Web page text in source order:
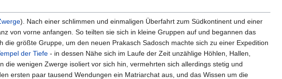
). Nach einer schlimmen und einmaligen Überfahrt zum Südkontinent und einer
von vorne anfangen. So teilten sie sich in kleine Gruppen auf und begannen das
größte Gruppe, um den neuen Prakasch Sadosch machte sich zu einer Expedition
der Tiefe - in dessen Nähe sich im Laufe der Zeit unzählige Höhlen, Hallen,
die wenigen Zwerge isoliert vor sich hin, vermehrten sich allerdings stetig und
ersten paar tausend Wendungen ein Matriarchat aus, und das Wissen um die